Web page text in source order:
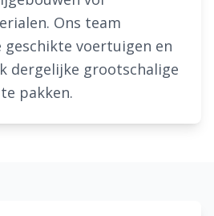
Ons team
geschikte voertuigen en
dergelijke grootschalige
pakken.